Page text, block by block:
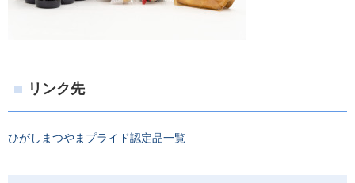
リンク先
ひがしまつやまプライド認定品一覧